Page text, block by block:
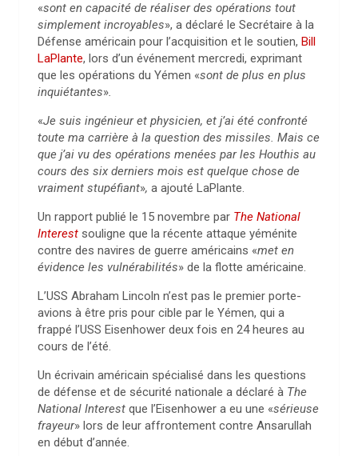
«sont en capacité de réaliser des opérations tout
simplement incroyables», a déclaré le Secrétaire à la
Défense américain pour l’acquisition et le soutien, Bill
LaPlante, lors d’un événement mercredi, exprimant
que les opérations du Yémen «sont de plus en plus
inquiétantes».
«Je suis ingénieur et physicien, et j’ai été confronté
toute ma carrière à la question des missiles. Mais ce
que j’ai vu des opérations menées par les Houthis au
cours des six derniers mois est quelque chose de
vraiment stupéfiant», a ajouté LaPlante.
Un rapport publié le 15 novembre par The National
Interest souligne que la récente attaque yéménite
contre des navires de guerre américains «met en
évidence les vulnérabilités» de la flotte américaine.
L’USS Abraham Lincoln n’est pas le premier porte-
avions à être pris pour cible par le Yémen, qui a
frappé l’USS Eisenhower deux fois en 24 heures au
cours de l’été.
Un écrivain américain spécialisé dans les questions
de défense et de sécurité nationale a déclaré à The
National Interest que l’Eisenhower a eu une «sérieuse
frayeur» lors de leur affrontement contre Ansarullah
en début d’année.